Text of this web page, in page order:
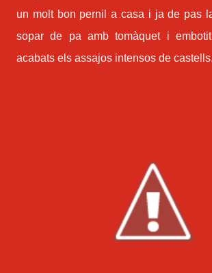
un molt bon pernil a casa i ja de pas
sopar de pa amb tomàquet i
acabats els assajos intensos de castells.